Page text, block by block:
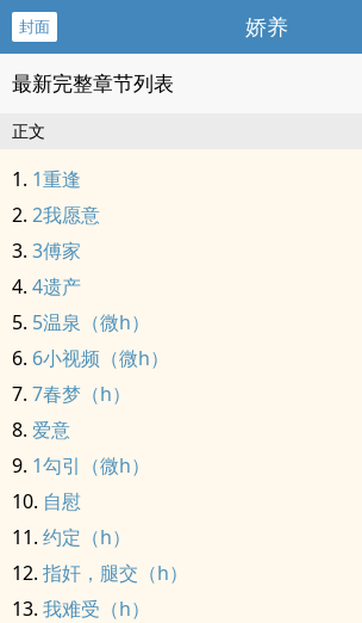
封面 娇养
最新完整章节列表
正文
1重逢
2我愿意
3傅家
4遗产
5温泉（微h）
6小视频（微h）
7春梦（h）
爱意
1勾引（微h）
自慰
约定（h）
指奸，腿交（h）
我难受（h）